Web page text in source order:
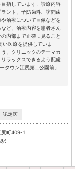
指しています。診療内容
ント、予防歯科、訪問歯
治療について画像などを
ど、治療内容を患者さん
内部まで正確に見ること
い医療を提供していま
、クリニックのテーマカ
ラックスできるよう配慮
タウン江尻第二公園前」
認定医
尻町409-1
駅